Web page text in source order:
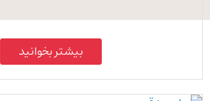
بیشتر بخوانید